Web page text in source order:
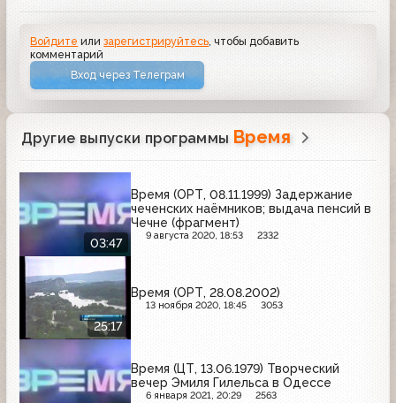
Войдите илизарегистрируйтесь , чтобы добавить
комментарий
Вход через Телеграм
Другие выпуски программы Время
03:47
Время (ОРТ, 08.11.1999) Задержание
чеченских наёмников; выдача пенсий в
Чечне (фрагмент)
9 августа 2020, 18:53 2332
25:17
Время (ОРТ, 28.08.2002)
13 ноября 2020, 18:45 3053
Время (ЦТ, 13.06.1979) Творческий
вечер Эмиля Гилельса в Одессе
6 января 2021, 20:29 2563